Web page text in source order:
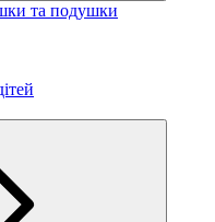
та подушки